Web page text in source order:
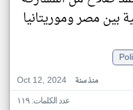
بين مصر وموريتانيا
Oct 12, 2024
منذ سنة
عدد الكلمات: ١١٩